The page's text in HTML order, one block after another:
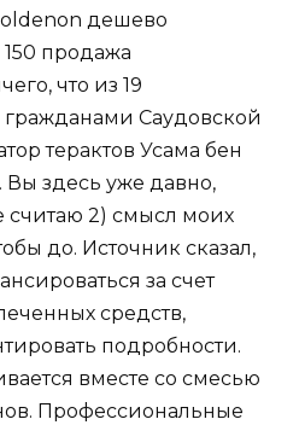
дешево
продажа
что из 19
гражданами Саудовской
терактов Усама бен
здесь уже давно,
считаю 2) смысл моих
до. Источник сказал,
за счет
средств,
подробности.
вместе со смесью
Профессиональные